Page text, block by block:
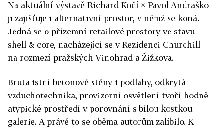
Na aktuální výstavě Richard Kočí × Pavol Andraško
ji zajišťuje i alternativní prostor, v němž se koná.
Jedná se o přízemní retailové prostory ve stavu
shell & core, nacházející se v Rezidenci Churchill
na rozmezí pražských Vinohrad a Žižkova.
Brutalistní betonové stěny i podlahy, odkrytá
vzduchotechnika, provizorní osvětlení tvoří hodně
atypické prostředí v porovnání s bílou kostkou
galerie. A právě to se oběma autorům zalíbilo. K